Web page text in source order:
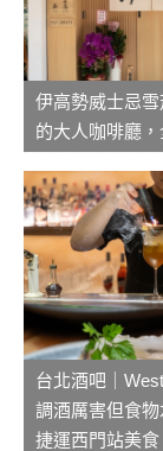
伊高勢威士忌
的大人咖啡廳
台北酒吧｜
調酒厲害但食
捷運西門站美食